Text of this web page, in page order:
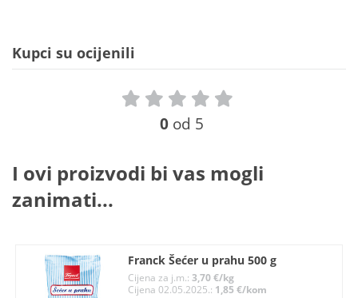
Kupci su ocijenili
0 od 5
I ovi proizvodi bi vas mogli
zanimati...
Franck Šećer u prahu 500 g
Cijena za j.m.:3,70 €/kg
Cijena 02.05.2025.: 1,85 €/kom